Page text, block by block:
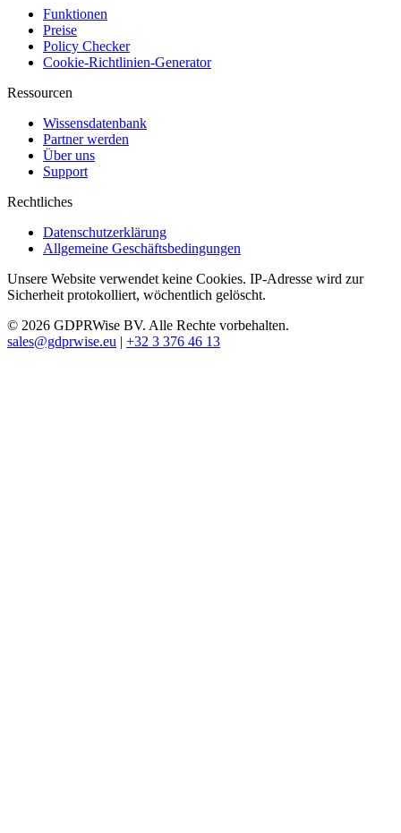
Funktionen
Preise
Policy Checker
Cookie-Richtlinien-Generator
Ressourcen
Wissensdatenbank
Partner werden
Über uns
Support
Rechtliches
Datenschutzerklärung
Allgemeine Geschäftsbedingungen
Unsere Website verwendet keine Cookies. IP-Adresse wird zur
Sicherheit protokolliert, wöchentlich gelöscht.
© 2026 GDPRWise BV. Alle Rechte vorbehalten.
sales@gdprwise.eu | +32 3 376 46 13